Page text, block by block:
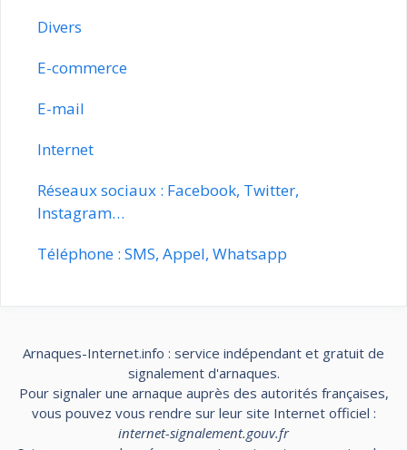
Divers
E-commerce
E-mail
Internet
Réseaux sociaux : Facebook, Twitter,
Instagram…
Téléphone : SMS, Appel, Whatsapp
Arnaques-Internet.info : service indépendant et gratuit de
signalement d'arnaques.
Pour signaler une arnaque auprès des autorités françaises,
vous pouvez vous rendre sur leur site Internet officiel :
internet-signalement.gouv.fr